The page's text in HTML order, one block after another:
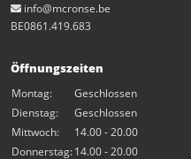
info@mcronse.be
BE0861.419.683
Öffnungszeiten
Montag:
Geschlossen
Dienstag:
Geschlossen
Mittwoch:
14.00 - 20.00
Donnerstag:14.00 - 20.00